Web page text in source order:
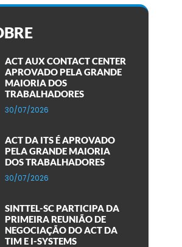
ACT AUX CONTACT CENTER
APROVADO PELA GRANDE
MAIORIA DOS
TRABALHADORES
30/07/2026
ACT DA ITS É APROVADO
PELA GRANDE MAIORIA
DOS TRABALHADORES
30/07/2026
SINTTEL-SC PARTICIPA DA
PRIMEIRA REUNIÃO DE
NEGOCIAÇÃO DO ACT DA
TIM E I-SYSTEMS